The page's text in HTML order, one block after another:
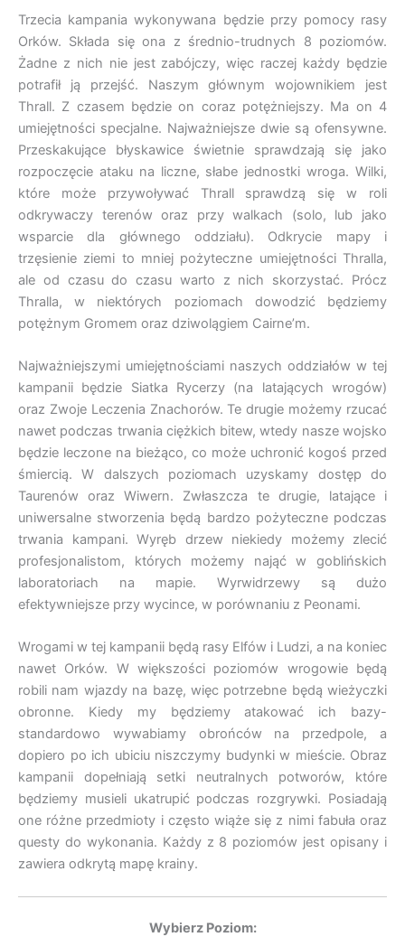
Trzecia kampania wykonywana będzie przy pomocy rasy
Orków. Składa się ona z średnio-trudnych 8 poziomów.
Żadne z nich nie jest zabójczy, więc raczej każdy będzie
potrafił ją przejść. Naszym głównym wojownikiem jest
Thrall. Z czasem będzie on coraz potężniejszy. Ma on 4
umiejętności specjalne. Najważniejsze dwie są ofensywne.
Przeskakujące błyskawice świetnie sprawdzają się jako
rozpoczęcie ataku na liczne, słabe jednostki wroga. Wilki,
które może przywoływać Thrall sprawdzą się w roli
odkrywaczy terenów oraz przy walkach (solo, lub jako
wsparcie dla głównego oddziału). Odkrycie mapy i
trzęsienie ziemi to mniej pożyteczne umiejętności Thralla,
ale od czasu do czasu warto z nich skorzystać. Prócz
Thralla, w niektórych poziomach dowodzić będziemy
potężnym Gromem oraz dziwolągiem Cairne’m.
Najważniejszymi umiejętnościami naszych oddziałów w tej
kampanii będzie Siatka Rycerzy (na latających wrogów)
oraz Zwoje Leczenia Znachorów. Te drugie możemy rzucać
nawet podczas trwania ciężkich bitew, wtedy nasze wojsko
będzie leczone na bieżąco, co może uchronić kogoś przed
śmiercią. W dalszych poziomach uzyskamy dostęp do
Taurenów oraz Wiwern. Zwłaszcza te drugie, latające i
uniwersalne stworzenia będą bardzo pożyteczne podczas
trwania kampani. Wyręb drzew niekiedy możemy zlecić
profesjonalistom, których możemy nająć w goblińskich
laboratoriach na mapie. Wyrwidrzewy są dużo
efektywniejsze przy wycince, w porównaniu z Peonami.
Wrogami w tej kampanii będą rasy Elfów i Ludzi, a na koniec
nawet Orków. W większości poziomów wrogowie będą
robili nam wjazdy na bazę, więc potrzebne będą wieżyczki
obronne. Kiedy my będziemy atakować ich bazy-
standardowo wywabiamy obrońców na przedpole, a
dopiero po ich ubiciu niszczymy budynki w mieście. Obraz
kampanii dopełniają setki neutralnych potworów, które
będziemy musieli ukatrupić podczas rozgrywki. Posiadają
one różne przedmioty i często wiąże się z nimi fabuła oraz
questy do wykonania. Każdy z 8 poziomów jest opisany i
zawiera odkrytą mapę krainy.
Wybierz Poziom: